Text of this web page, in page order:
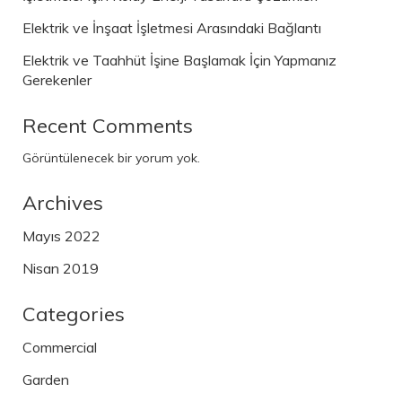
Elektrik ve İnşaat İşletmesi Arasındaki Bağlantı
Elektrik ve Taahhüt İşine Başlamak İçin Yapmanız
Gerekenler
Recent Comments
Görüntülenecek bir yorum yok.
Archives
Mayıs 2022
Nisan 2019
Categories
Commercial
Garden